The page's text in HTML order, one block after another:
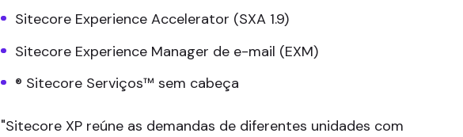
Sitecore Experience Accelerator (SXA 1.9)
Sitecore Experience Manager de e-mail (EXM)
® Sitecore Serviços™ sem cabeça
"Sitecore XP reúne as demandas de diferentes unidades com